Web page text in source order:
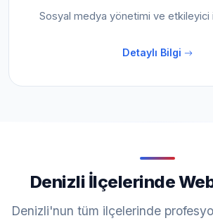
Sosyal medya yönetimi ve etkileyici
Detaylı Bilgi
Denizli İlçelerinde
Denizli'nun tüm ilçelerinde